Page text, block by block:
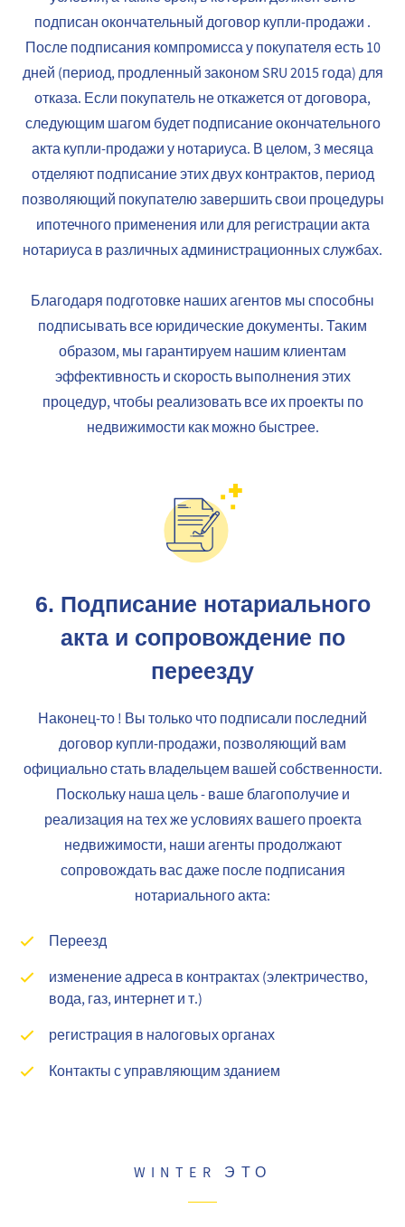
подписан окончательный договор купли-продажи .
После подписания компромисса у покупателя есть 10
дней (период, продленный законом SRU 2015 года) для
отказа. Если покупатель не откажется от договора,
следующим шагом будет подписание окончательного
акта купли-продажи у нотариуса. В целом, 3 месяца
отделяют подписание этих двух контрактов, период
позволяющий покупателю завершить свои процедуры
ипотечного применения или для регистрации акта
нотариуса в различных администрационных службах.
Благодаря подготовке наших агентов мы способны
подписывать все юридические документы. Таким
образом, мы гарантируем нашим клиентам
эффективность и скорость выполнения этих
процедур, чтобы реализовать все их проекты по
недвижимости как можно быстрее.
6. Подписание нотариального
акта и сопровождение по
переезду
Наконец-то ! Вы только что подписали последний
договор купли-продажи, позволяющий вам
официально стать владельцем вашей собственности.
Поскольку наша цель - ваше благополучие и
реализация на тех же условиях вашего проекта
недвижимости, наши агенты продолжают
сопровождать вас даже после подписания
нотариального акта:
Переезд
изменение адреса в контрактах (электричество,
вода, газ, интернет и т.)
регистрация в налоговых органах
Контакты с управляющим зданием
WINTER ЭТО